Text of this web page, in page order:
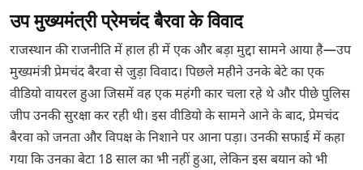
उप मुख्यमंत्री प्रेमचंद बैरवा के विवाद
राजस्थान की राजनीति में हाल ही में एक और बड़ा मुद्दा सामने आया है—उप
मुख्यमंत्री प्रेमचंद बैरवा से जुड़ा विवाद। पिछले महीने उनके बेटे का एक
वीडियो वायरल हुआ जिसमें वह एक महंगी कार चला रहे थे और पीछे पुलिस
जीप उनकी सुरक्षा कर रही थी। इस वीडियो के सामने आने के बाद, प्रेमचंद
बैरवा को जनता और विपक्ष के निशाने पर आना पड़ा। उनकी सफाई में कहा
गया कि उनका बेटा 18 साल का भी नहीं हुआ, लेकिन इस बयान को भी